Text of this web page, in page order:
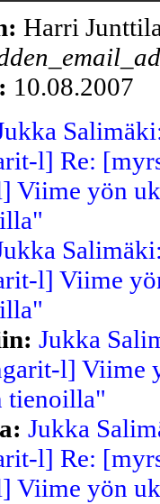
Harri
10.08.2007
l] Re:
Viime yön
l] Viime
Jukka
l] Viime
tienoilla"
Jukka
l] Re:
Viime yön